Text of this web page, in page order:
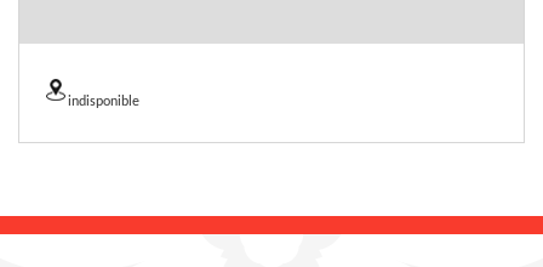
indisponible